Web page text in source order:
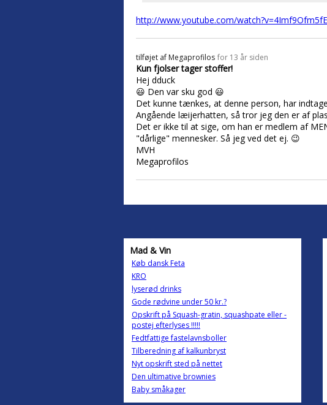
http://www.youtube.com/watch?v=4Imf9Ofm5fE
tilføjet af Megaprofilos for 13 år siden
Kun fjolser tager stoffer!
Hej dduck
😃 Den var sku god 😃
Det kunne tænkes, at denne person, har
Angående læijerhatten, så tror jeg den er af
Det er ikke til at sige, om han er medlem af
"dårlige" mennesker. Så jeg ved det ej. 😉
MVH
Megaprofilos
Mad & Vin
Køb dansk Feta
KRO
lyserød drinks
Gode rødvine under 50 kr.?
Opskrift på Squash-gratin, squashpate eller -
postej efterlyses !!!!!
Fedtfattige fastelavnsboller
Tilberedning af kalkunbryst
Nyt opskrift sted på nettet
Den ultimative brownies
Baby småkager